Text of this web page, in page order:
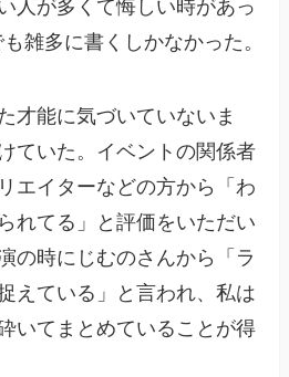
人が多くて悔しい時があっ
雑多に書くしかなかった。
才能に気づいていないま
ていた。イベントの関係者
エイターなどの方から「わ
れてる」と評価をいただい
の時にじむのさんから「ラ
えている」と言われ、私は
いてまとめていることが得